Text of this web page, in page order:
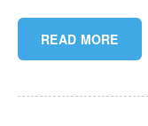
READ MORE